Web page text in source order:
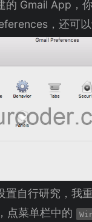
的 Gmail App，
，还可
置自行研究，我
点菜单栏中的